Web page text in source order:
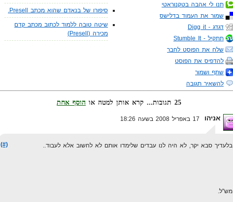
סיפורו של בנאדם שהוא מכתב Presell.
שיטה טובה ללמוד לכתוב מכתב קדם
מכירה (Presell)
תנו לי אהבה בטקנוראטי
שמור את העמוד בדלישס
דגדג - Digg it
תתקיל - Stumble It
שלח את הפוסט לחבר
להדפיס את הפוסט
שתף ושמור
להשאיר תגובה
25 תגובות... קרא אותן למטה או
הוסף אחת
אניהו
(#) בלעדיך סבא יקר, לא היה לנו עבדים שלימדו אותם לא לחשוב אלא לעבוד..
מש"ל.